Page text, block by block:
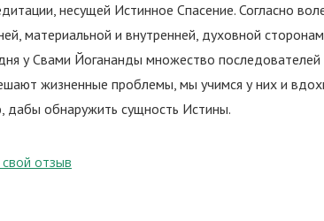
несущей Истинное Спасение. Согласно
материальной и внутренней, духовной
у Свами Йогананды множество
жизненные проблемы, мы учимся у них и
дабы обнаружить сущность Истины.
отзыв